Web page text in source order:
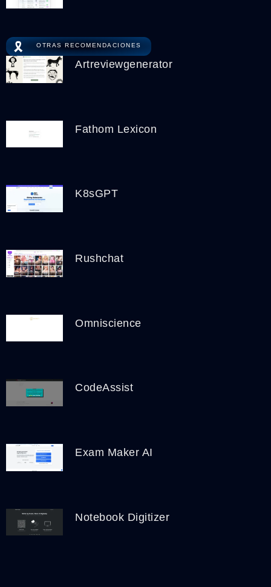
🎗️ OTRAS RECOMENDACIONES
Artreviewgenerator
Fathom Lexicon
K8sGPT
Rushchat
Omniscience
CodeAssist
Exam Maker AI
Notebook Digitizer